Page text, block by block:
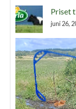
Priset
juni 26,